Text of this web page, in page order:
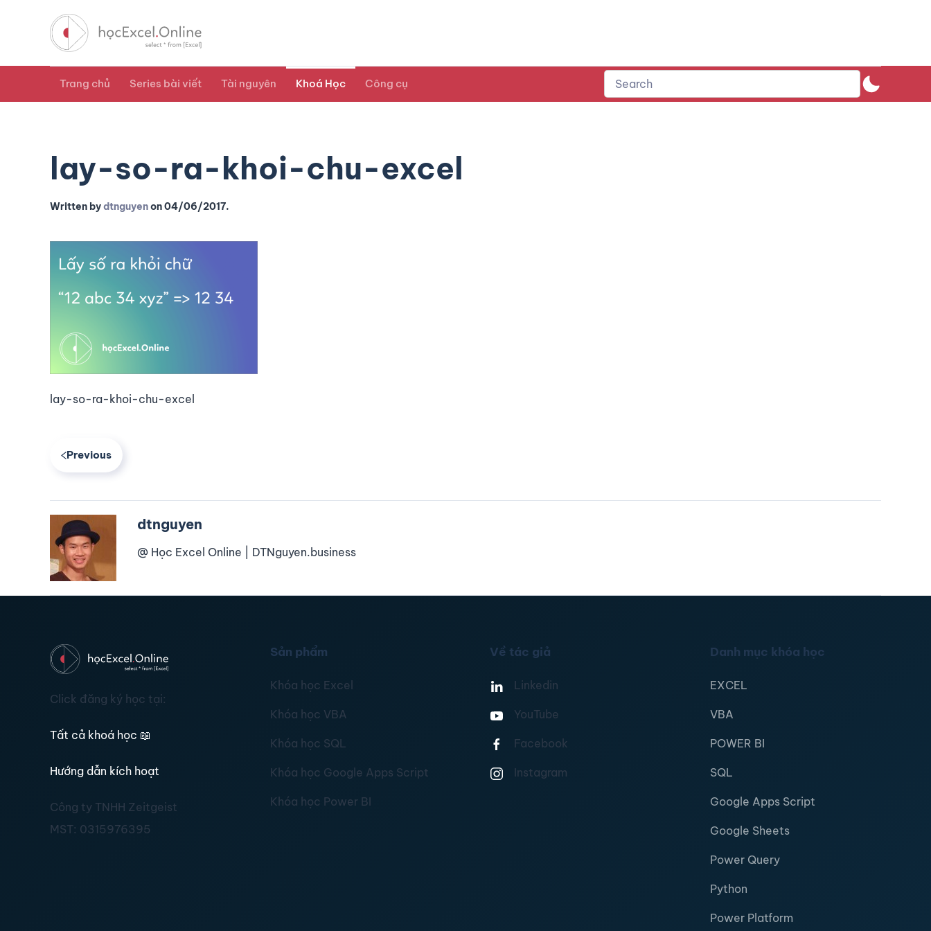
Trang chủ Series bài viết Tài nguyên Khoá Học Công cụ
lay-so-ra-khoi-chu-excel
Written bydtnguyenon04/06/2017.
lay-so-ra-khoi-chu-excel
Previous
dtnguyen
@ Học Excel Online | DTNguyen.business
Click đăng ký học tại:
Tất cả khoá học 📖
Hướng dẫn kích hoạt
Công ty TNHH Zeitgeist
MST: 0315976395
Sản phẩm
Khóa học Excel
Khóa học VBA
Khóa học SQL
Khóa học Google Apps Script
Khóa học Power BI
Về tác giả
Linkedin
YouTube
Facebook
Instagram
Danh mục khóa học
EXCEL
VBA
POWER BI
SQL
Google Apps Script
Google Sheets
Power Query
Python
Power Platform